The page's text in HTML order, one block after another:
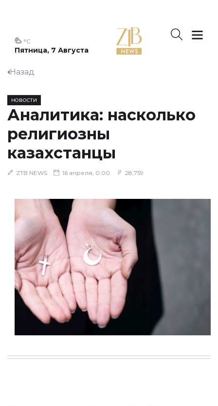
Пятница, 7 Августа
°C
Назад
НОВОСТИ
Аналитика: насколько
религиозны
казахстанцы
ZTB NEWS 16 апреля, 0:00 28,759